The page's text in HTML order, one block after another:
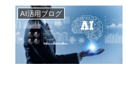
AI活用ブログ